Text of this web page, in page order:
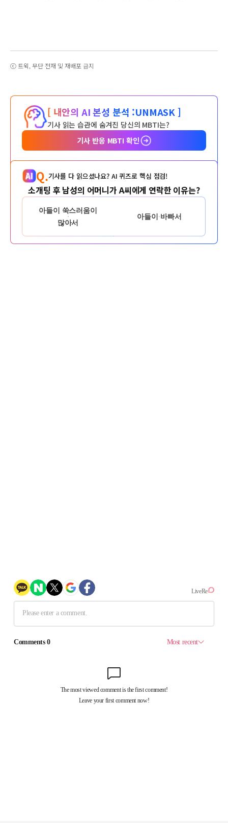
ⓒ 트윅, 무단 전재 및 재배포 금지
[ 내안의 AI 본성 분석 :UNMASK ]
기사 읽는 습관에 숨겨진 당신의 MBTI는?
기사 반응 MBTI 확인
Q.기사를 다 읽으셨나요? AI 퀴즈로 핵심 점검!
소개팅 후 남성의 어머니가 A씨에게 연락한 이유는?
아들이 쑥스러움이
많아서
아들이 바빠서